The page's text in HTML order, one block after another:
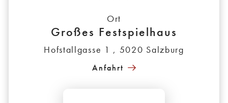
Ort
Großes Festspielhaus
Hofstallgasse 1 , 5020 Salzburg
Anfahrt